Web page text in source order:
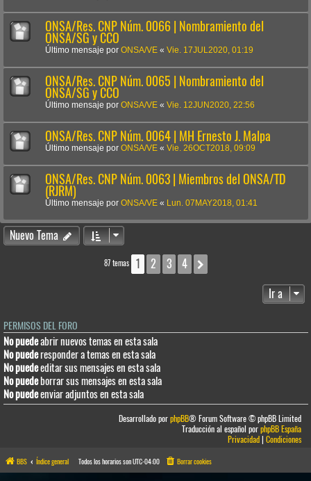
ONSA/Res. CNP Núm. 0066 | Nombramiento del
ONSA/SG y CCO
Último mensaje por ONSA/VE « Vie. 17JUL2020, 01:19
ONSA/Res. CNP Núm. 0065 | Nombramiento del
ONSA/SG y CCO
Último mensaje por ONSA/VE « Vie. 12JUN2020, 22:56
ONSA/Res. CNP Núm. 0064 | MH Ernesto J. Malpa
Último mensaje por ONSA/VE « Vie. 26OCT2018, 09:09
ONSA/Res. CNP Núm. 0063 | Miembros del ONSA/TD
(RJRM)
Último mensaje por ONSA/VE « Lun. 07MAY2018, 01:41
Nuevo Tema
87 temas 1 2 3 4
Ir a
PERMISOS DEL FORO
No puedeabrir nuevos temas en esta sala
No puederesponder a temas en esta sala
No puedeeditar sus mensajes en esta sala
No puedeborrar sus mensajes en esta sala
No puedeenviar adjuntos en esta sala
Desarrollado porphpBB® Forum Software © phpBB Limited
Traducción al español porphpBB España
Privacidad|Condiciones
BBS Índice general Todos los horarios sonUTC-04:00 Borrar cookies